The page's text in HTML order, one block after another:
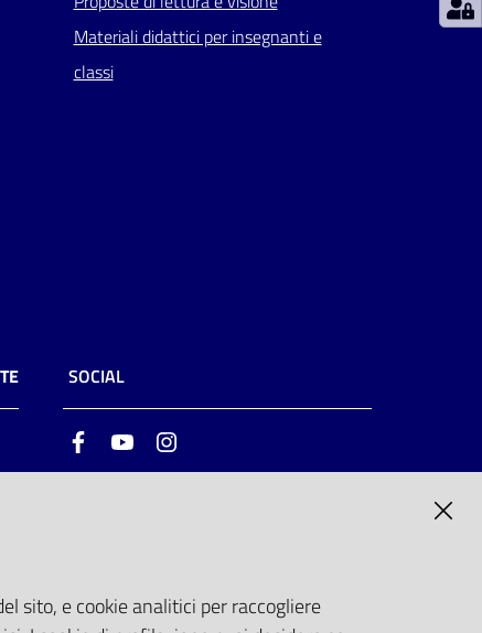
Materiali didattici per insegnanti e
classi
SOCIAL
FacebookYoutube
sito, e cookie analitici per raccogliere